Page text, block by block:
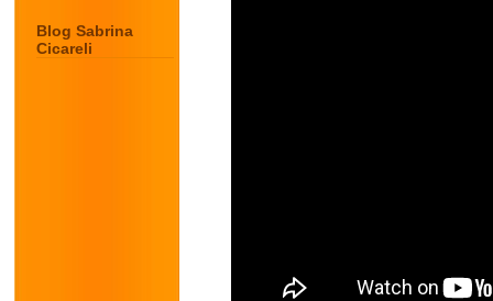
Blog Sabrina
Cicareli